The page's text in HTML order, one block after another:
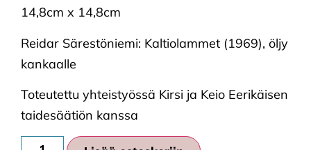
14,8cm x 14,8cm
Reidar Särestöniemi: Kaltiolammet (1969), öljy
kankaalle
Toteutettu yhteistyössä Kirsi ja Keio Eerikäisen
taidesäätiön kanssa